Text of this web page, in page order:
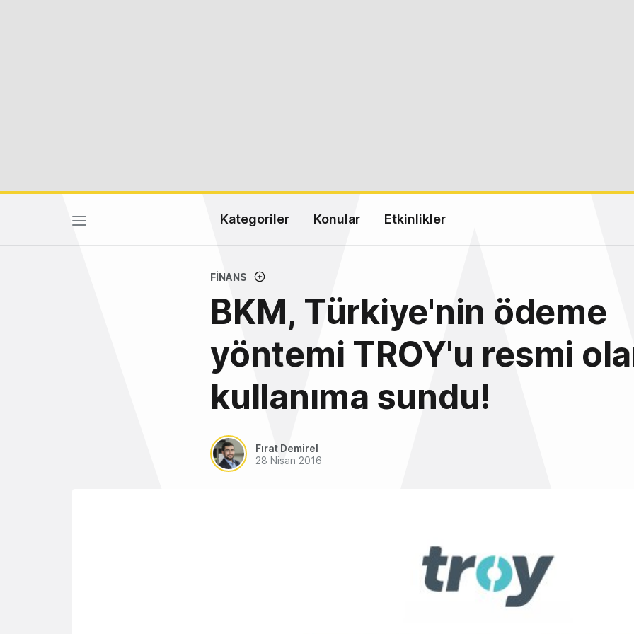
Kategoriler Konular Etkinlikler
FINANS
BKM, Türkiye'nin ödeme
yöntemi TROY'u resmi
kullanıma sundu!
Fırat Demirel
28 Nisan 2016